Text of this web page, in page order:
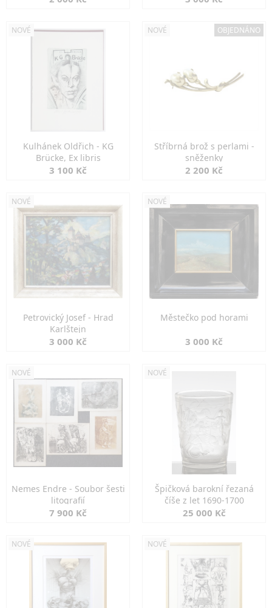
NOVÉ
Kulhánek Oldřich - KG
Brücke, Ex libris
3 100 Kč
NOVÉ OBJEDNÁNO
Stříbrná brož s perlami -
sněženky
2 200 Kč
NOVÉ
Petrovický Josef - Hrad
Karlštejn
3 000 Kč
NOVÉ
Městečko pod horami
3 000 Kč
NOVÉ
Nemes Endre - Soubor šesti
litografií
7 900 Kč
NOVÉ
Špičková barokní řezaná
číše z let 1690-1700
25 000 Kč
NOVÉ NOVÉ